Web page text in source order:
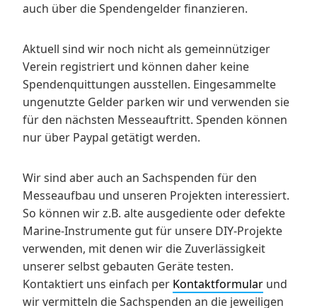
auch über die Spendengelder finanzieren.
Aktuell sind wir noch nicht als gemeinnütziger
Verein registriert und können daher keine
Spendenquittungen ausstellen. Eingesammelte
ungenutzte Gelder parken wir und verwenden sie
für den nächsten Messeauftritt. Spenden können
nur über Paypal getätigt werden.
Wir sind aber auch an Sachspenden für den
Messeaufbau und unseren Projekten interessiert.
So können wir z.B. alte ausgediente oder defekte
Marine-Instrumente gut für unsere DIY-Projekte
verwenden, mit denen wir die Zuverlässigkeit
unserer selbst gebauten Geräte testen.
Kontaktiert uns einfach per Kontaktformular und
wir vermitteln die Sachspenden an die jeweiligen